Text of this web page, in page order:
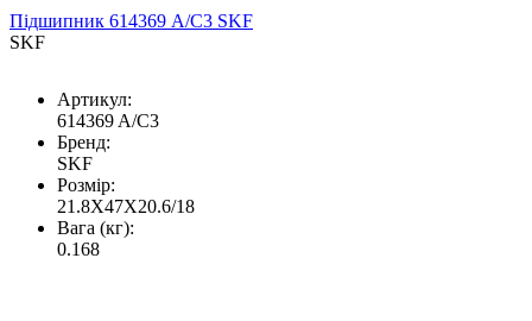
Підшипник 614369 A/C3 SKF
SKF
Артикул:
614369 A/C3
Бренд:
SKF
Розмір:
21.8X47X20.6/18
Вага (кг):
0.168